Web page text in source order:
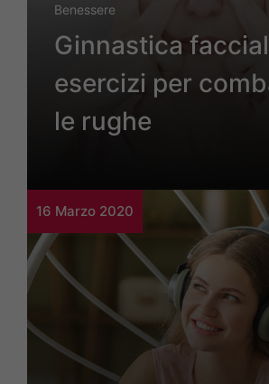
Benessere
Ginnastica
esercizi per
le rughe
16 Marzo 2020